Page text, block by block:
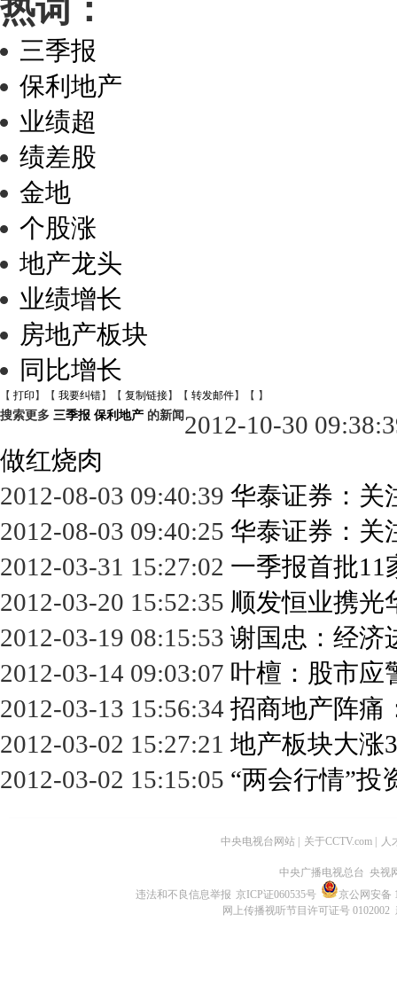
热词：
三季报
保利地产
业绩超
绩差股
金地
个股涨
地产龙头
业绩增长
房地产板块
同比增长
【 打印】【 我要纠错】【 复制链接】【 转发邮件】【 】
搜索更多 三季报 保利地产 的新闻 2012-10-30
做红烧肉
2012-08-03 09:40:39 华泰证券：关
2012-08-03 09:40:25 华泰证券：关
2012-03-31 15:27:02 一季报首批11
2012-03-20 15:52:35 顺发恒业携光
2012-03-19 08:15:53 谢国忠：经济
2012-03-14 09:03:07 叶檀：股市应
2012-03-13 15:56:34 招商地产阵痛
2012-03-02 15:27:21 地产板块大涨
2012-03-02 15:15:05 “两会行情”投
中央电视台网站 | 关于CCTV.com | 人
中央广播电视总台 央视
违法和不良信息举报 京ICP证060535号
京公网安备
网上传播视听节目许可证号 0102002